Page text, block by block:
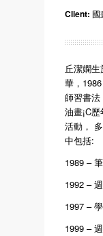
Client: 國
丘潔嫻
華，
師習書
油畫¡C
活動，
中包括:
1989 –
1992 –
1997 –
1999 –